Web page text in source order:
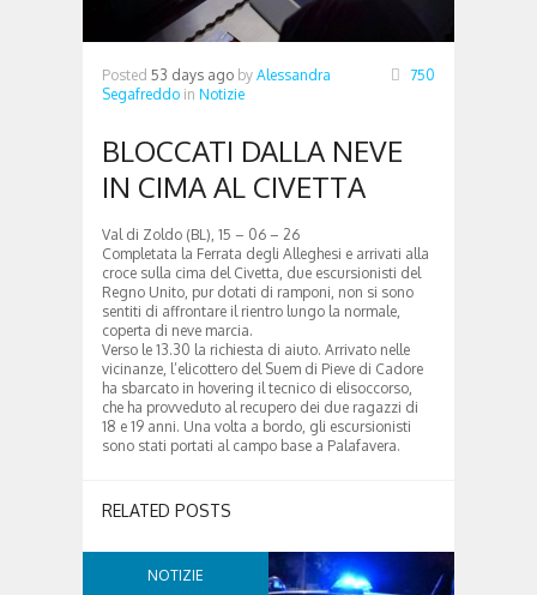
Posted 53 days ago by Alessandra
Segafreddo in Notizie
750
BLOCCATI DALLA NEVE
IN CIMA AL CIVETTA
Val di Zoldo (BL), 15 – 06 – 26
Completata la Ferrata degli Alleghesi e arrivati alla
croce sulla cima del Civetta, due escursionisti del
Regno Unito, pur dotati di ramponi, non si sono
sentiti di affrontare il rientro lungo la normale,
coperta di neve marcia.
Verso le 13.30 la richiesta di aiuto. Arrivato nelle
vicinanze, l’elicottero del Suem di Pieve di Cadore
ha sbarcato in hovering il tecnico di elisoccorso,
che ha provveduto al recupero dei due ragazzi di
18 e 19 anni. Una volta a bordo, gli escursionisti
sono stati portati al campo base a Palafavera.
RELATED POSTS
NOTIZIE